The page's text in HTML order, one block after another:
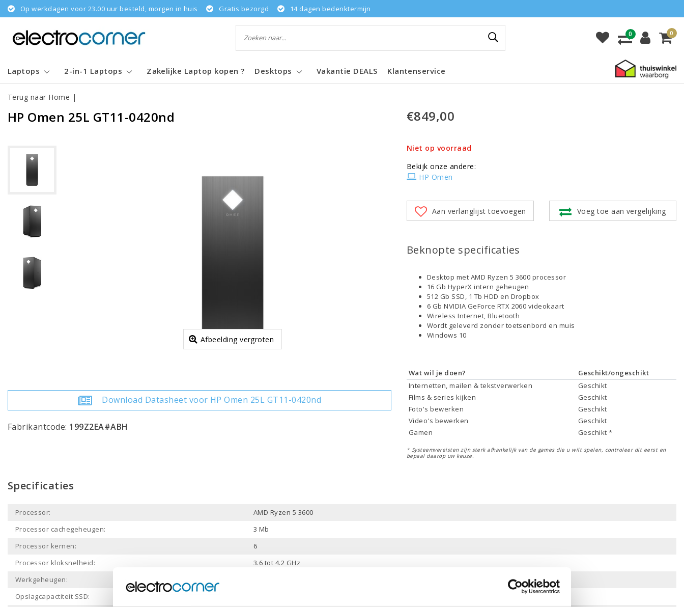
Op werkdagen voor 23.00 uur besteld, morgen in huis Gratis bezorgd 14 dagen bedenktermijn
0 0
Laptops 2-in-1 Laptops Zakelijke Laptop kopen ? Desktops Vakantie DEALS Klantenservice
Terug naar Home |
HP Omen 25L GT11-0420nd
Afbeelding vergroten
Download Datasheet voor HP Omen 25L GT11-0420nd
Fabrikantcode: 199Z2EA#ABH
€849,00
Niet op voorraad
Bekijk onze andere:
HP Omen
Aan verlanglijst toevoegen Voeg toe aan vergelijking
Beknopte specificaties
Desktop met AMD Ryzen 5 3600 processor
16 Gb HyperX intern geheugen
512 Gb SSD, 1 Tb HDD en Dropbox
6 Gb NVIDIA GeForce RTX 2060 videokaart
Wireless Internet, Bluetooth
Wordt geleverd zonder toetsenbord en muis
Windows 10
Wat wil je doen?
Geschikt/ongeschikt
Internetten, mailen & tekstverwerken
Geschikt
Films & series kijken
Geschikt
Foto's bewerken
Geschikt
Video's bewerken
Geschikt
Gamen
Geschikt *
* Systeemvereisten zijn sterk afhankelijk van de games die u wilt spelen, controleer dit eerst en
bepaal daarop uw keuze.
Specificaties
Processor:
AMD Ryzen 5 3600
Processor cachegeheugen:
3 Mb
Processor kernen:
6
Processor kloksnelheid:
3.6 tot 4.2 GHz
Werkgeheugen:
Opslagcapactiteit SSD: